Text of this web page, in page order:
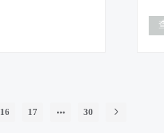
16 17 30